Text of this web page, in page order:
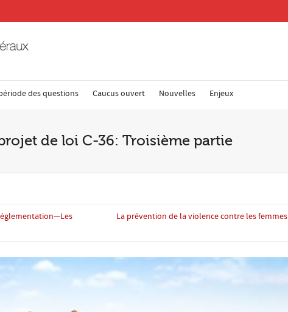
des questions Caucus ouvert Nouvelles Enjeux
de loi C-36: Troisième partie
La prévention de la violence contre les femmes